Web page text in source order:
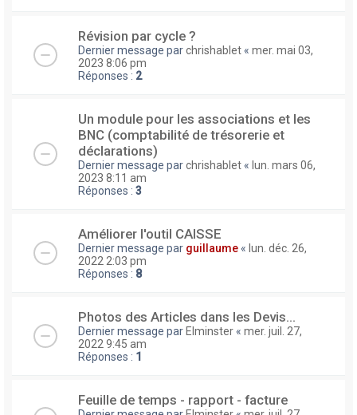
Révision par cycle ?
Dernier message parchrishablet « mer. mai 03,
2023 8:06 pm
Réponses : 2
Un module pour les associations et les
BNC (comptabilité de trésorerie et
déclarations)
Dernier message parchrishablet « lun. mars 06,
2023 8:11 am
Réponses : 3
Améliorer l'outil CAISSE
Dernier message par guillaume « lun. déc. 26,
2022 2:03 pm
Réponses : 8
Photos des Articles dans les Devis...
Dernier message parElminster « mer. juil. 27,
2022 9:45 am
Réponses : 1
Feuille de temps - rapport - facture